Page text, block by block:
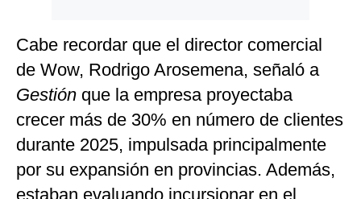
Cabe recordar que el director comercial
de Wow, Rodrigo Arosemena, señaló a
Gestión que la empresa proyectaba
crecer más de 30% en número de clientes
durante 2025, impulsada principalmente
por su expansión en provincias. Además,
estaban evaluando incursionar en el